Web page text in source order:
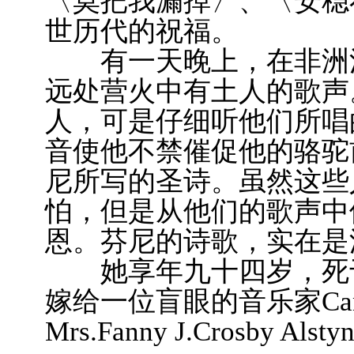
世历代的祝福。
有一天晚上，在非洲
远处营火中有土人的歌
人，可是仔细听他们所
音使他不禁催促他的骆
尼所写的圣诗。虽然这
怕，但是从他们的歌声
恩。芬尼的诗歌，实在
她享年九十四岁，死
嫁给一位盲眼的音乐家
Mrs.Fanny J.Crosby